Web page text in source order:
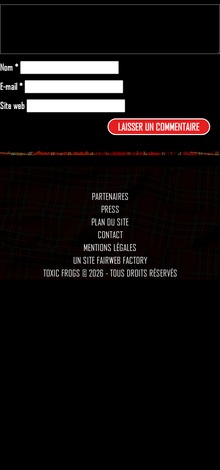
Nom*
E-mail*
Site web
PARTENAIRES
PRESS
PLAN DU SITE
CONTACT
MENTIONS LÉGALES
UN SITE FAIRWEB FACTORY
TOXIC FROGS © 2026 - TOUS DROITS RÉSERVÉS